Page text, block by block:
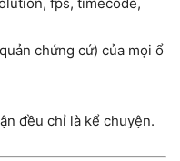
chứng cứ) của mọi ổ
đều chỉ là kể chuyện.